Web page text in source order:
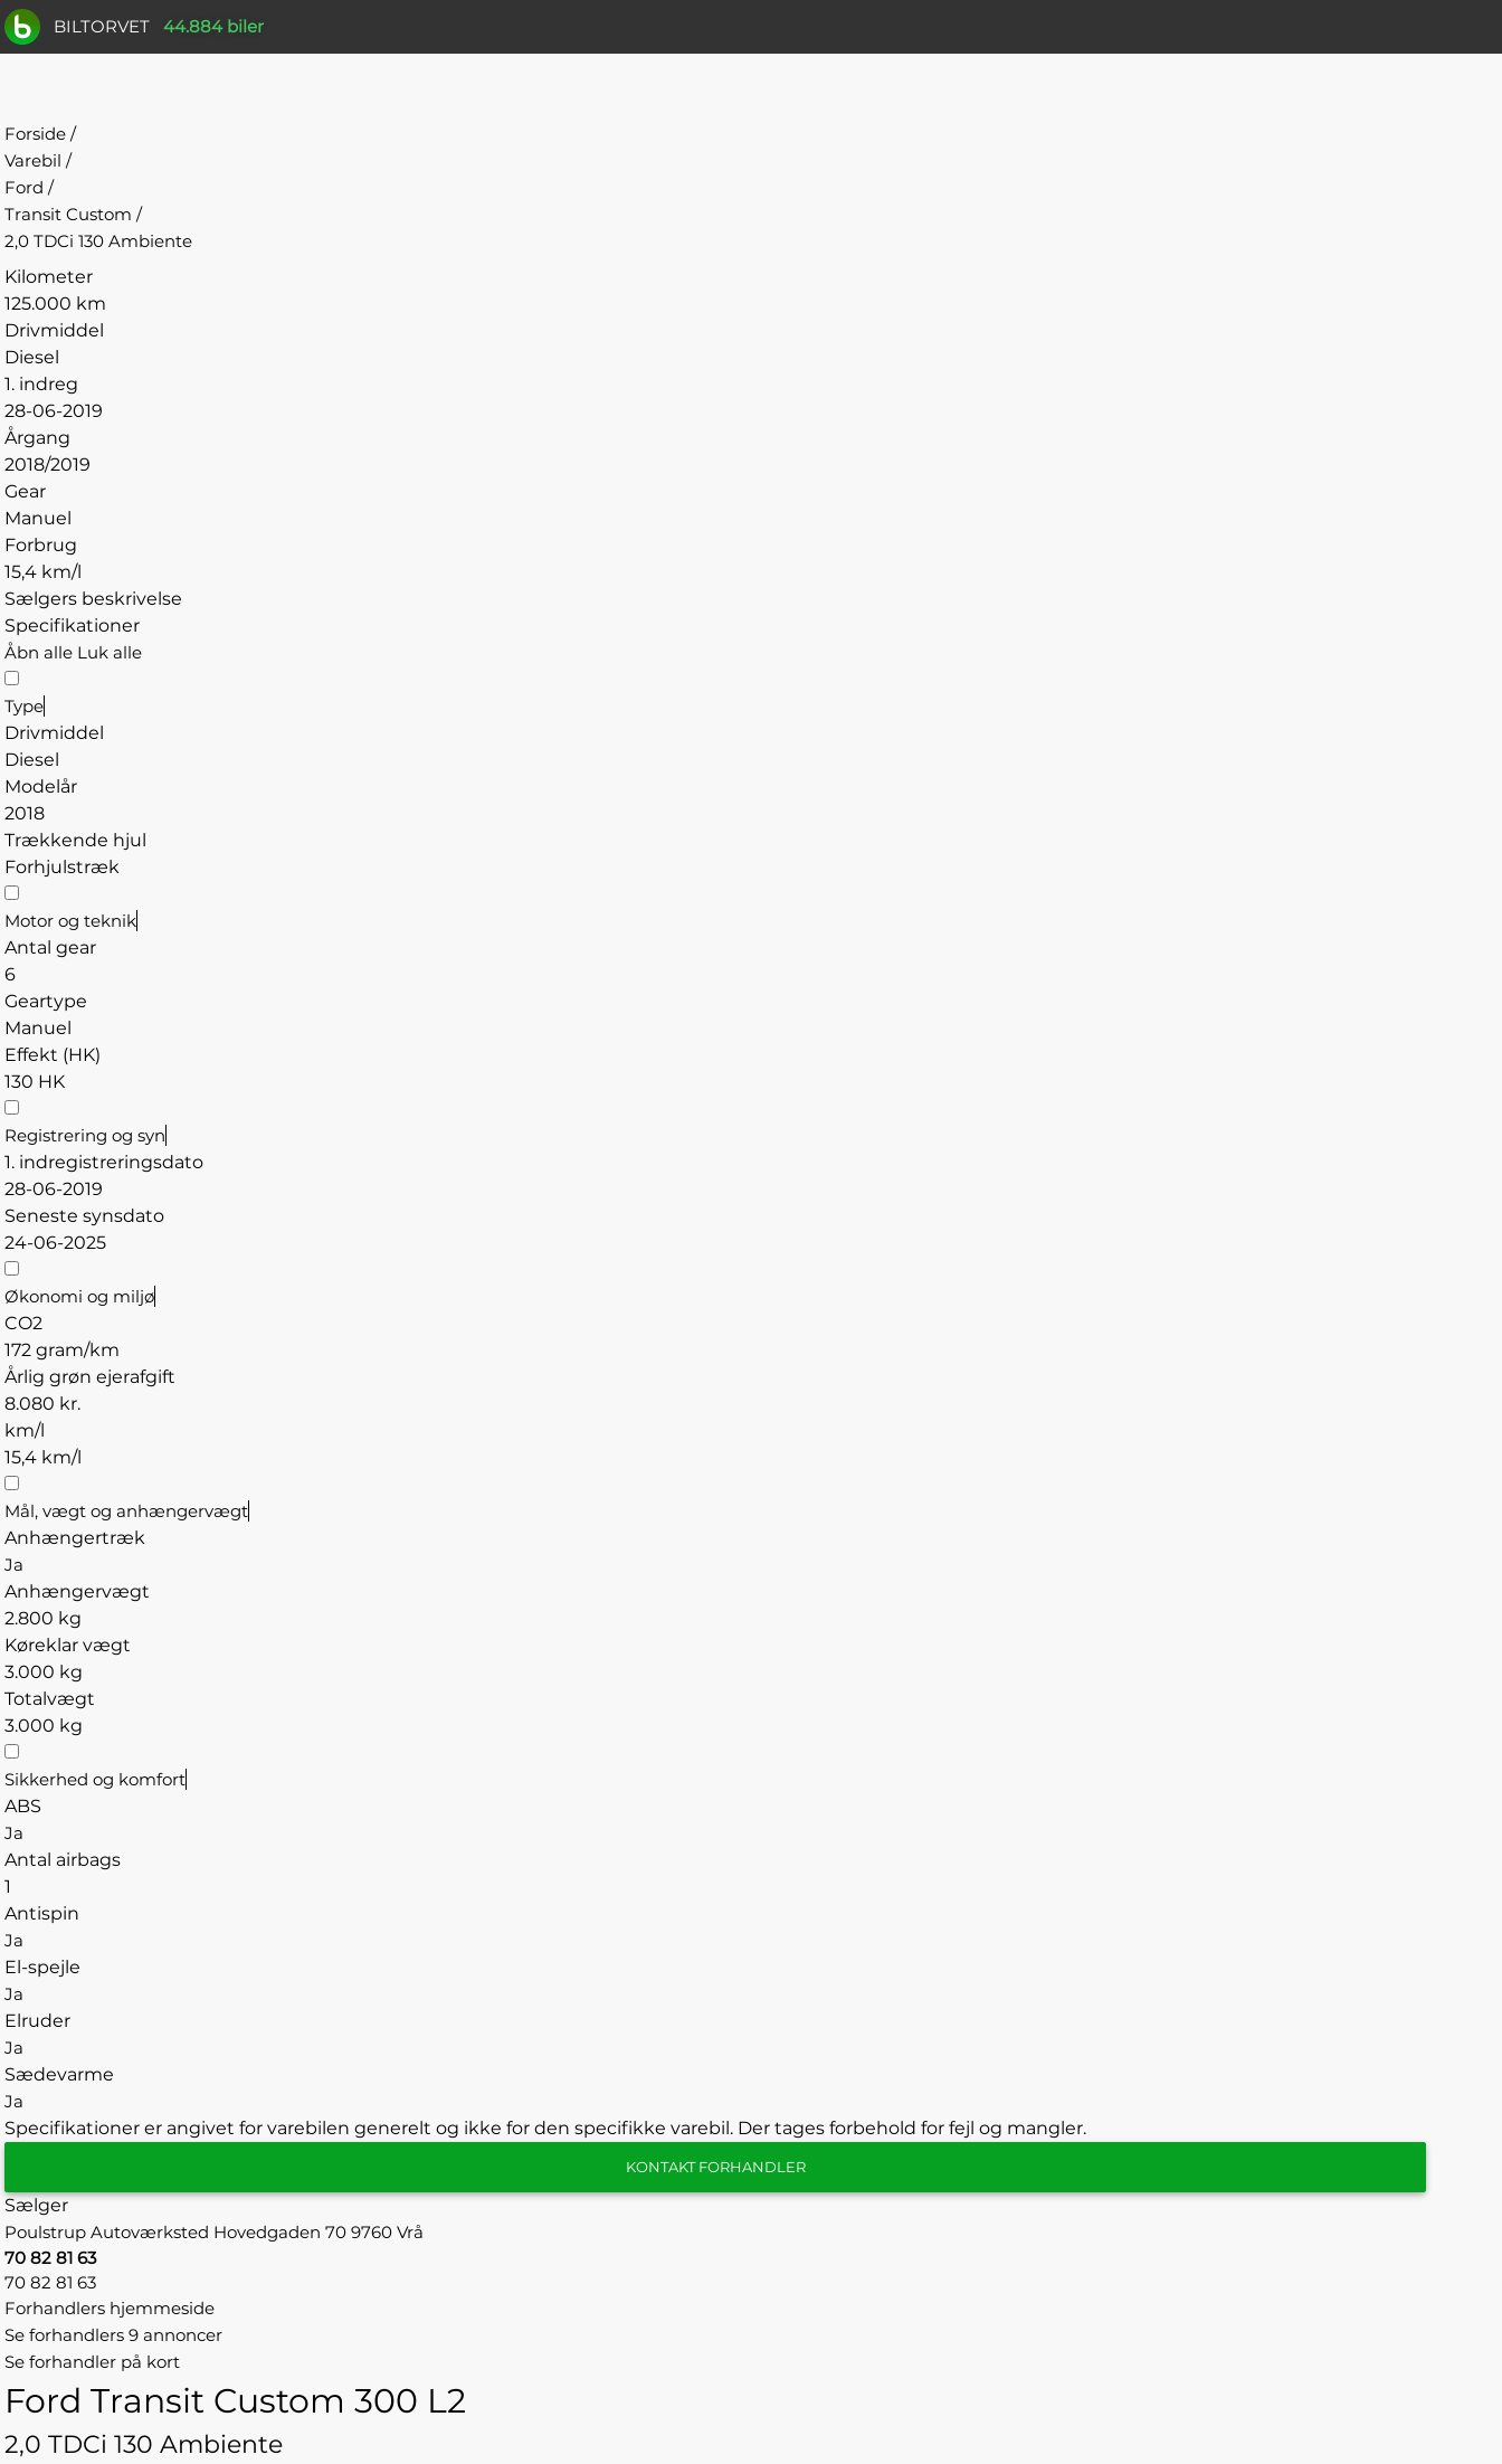
BILTORVET 44.884 biler
Forside /
Varebil /
Ford /
Transit Custom /
2,0 TDCi 130 Ambiente
Kilometer
125.000 km
Drivmiddel
Diesel
1. indreg
28-06-2019
Årgang
2018/2019
Gear
Manuel
Forbrug
15,4 km/l
Sælgers beskrivelse
Specifikationer
Åbn alle Luk alle
Type
Drivmiddel
Diesel
Modelår
2018
Trækkende hjul
Forhjulstræk
Motor og teknik
Antal gear
6
Geartype
Manuel
Effekt (HK)
130 HK
Registrering og syn
1. indregistreringsdato
28-06-2019
Seneste synsdato
24-06-2025
Økonomi og miljø
CO2
172 gram/km
Årlig grøn ejerafgift
8.080 kr.
km/l
15,4 km/l
Mål, vægt og anhængervægt
Anhængertræk
Ja
Anhængervægt
2.800 kg
Køreklar vægt
3.000 kg
Totalvægt
3.000 kg
Sikkerhed og komfort
ABS
Ja
Antal airbags
1
Antispin
Ja
El-spejle
Ja
Elruder
Ja
Sædevarme
Ja
Specifikationer er angivet for varebilen generelt og ikke for den specifikke varebil. Der tages forbehold for fejl og mangler.
KONTAKT FORHANDLER
Sælger
Poulstrup Autoværksted Hovedgaden 70 9760 Vrå
70 82 81 63
70 82 81 63
Forhandlers hjemmeside
Se forhandlers 9 annoncer
Se forhandler på kort
Ford Transit Custom 300 L2
2,0 TDCi 130 Ambiente